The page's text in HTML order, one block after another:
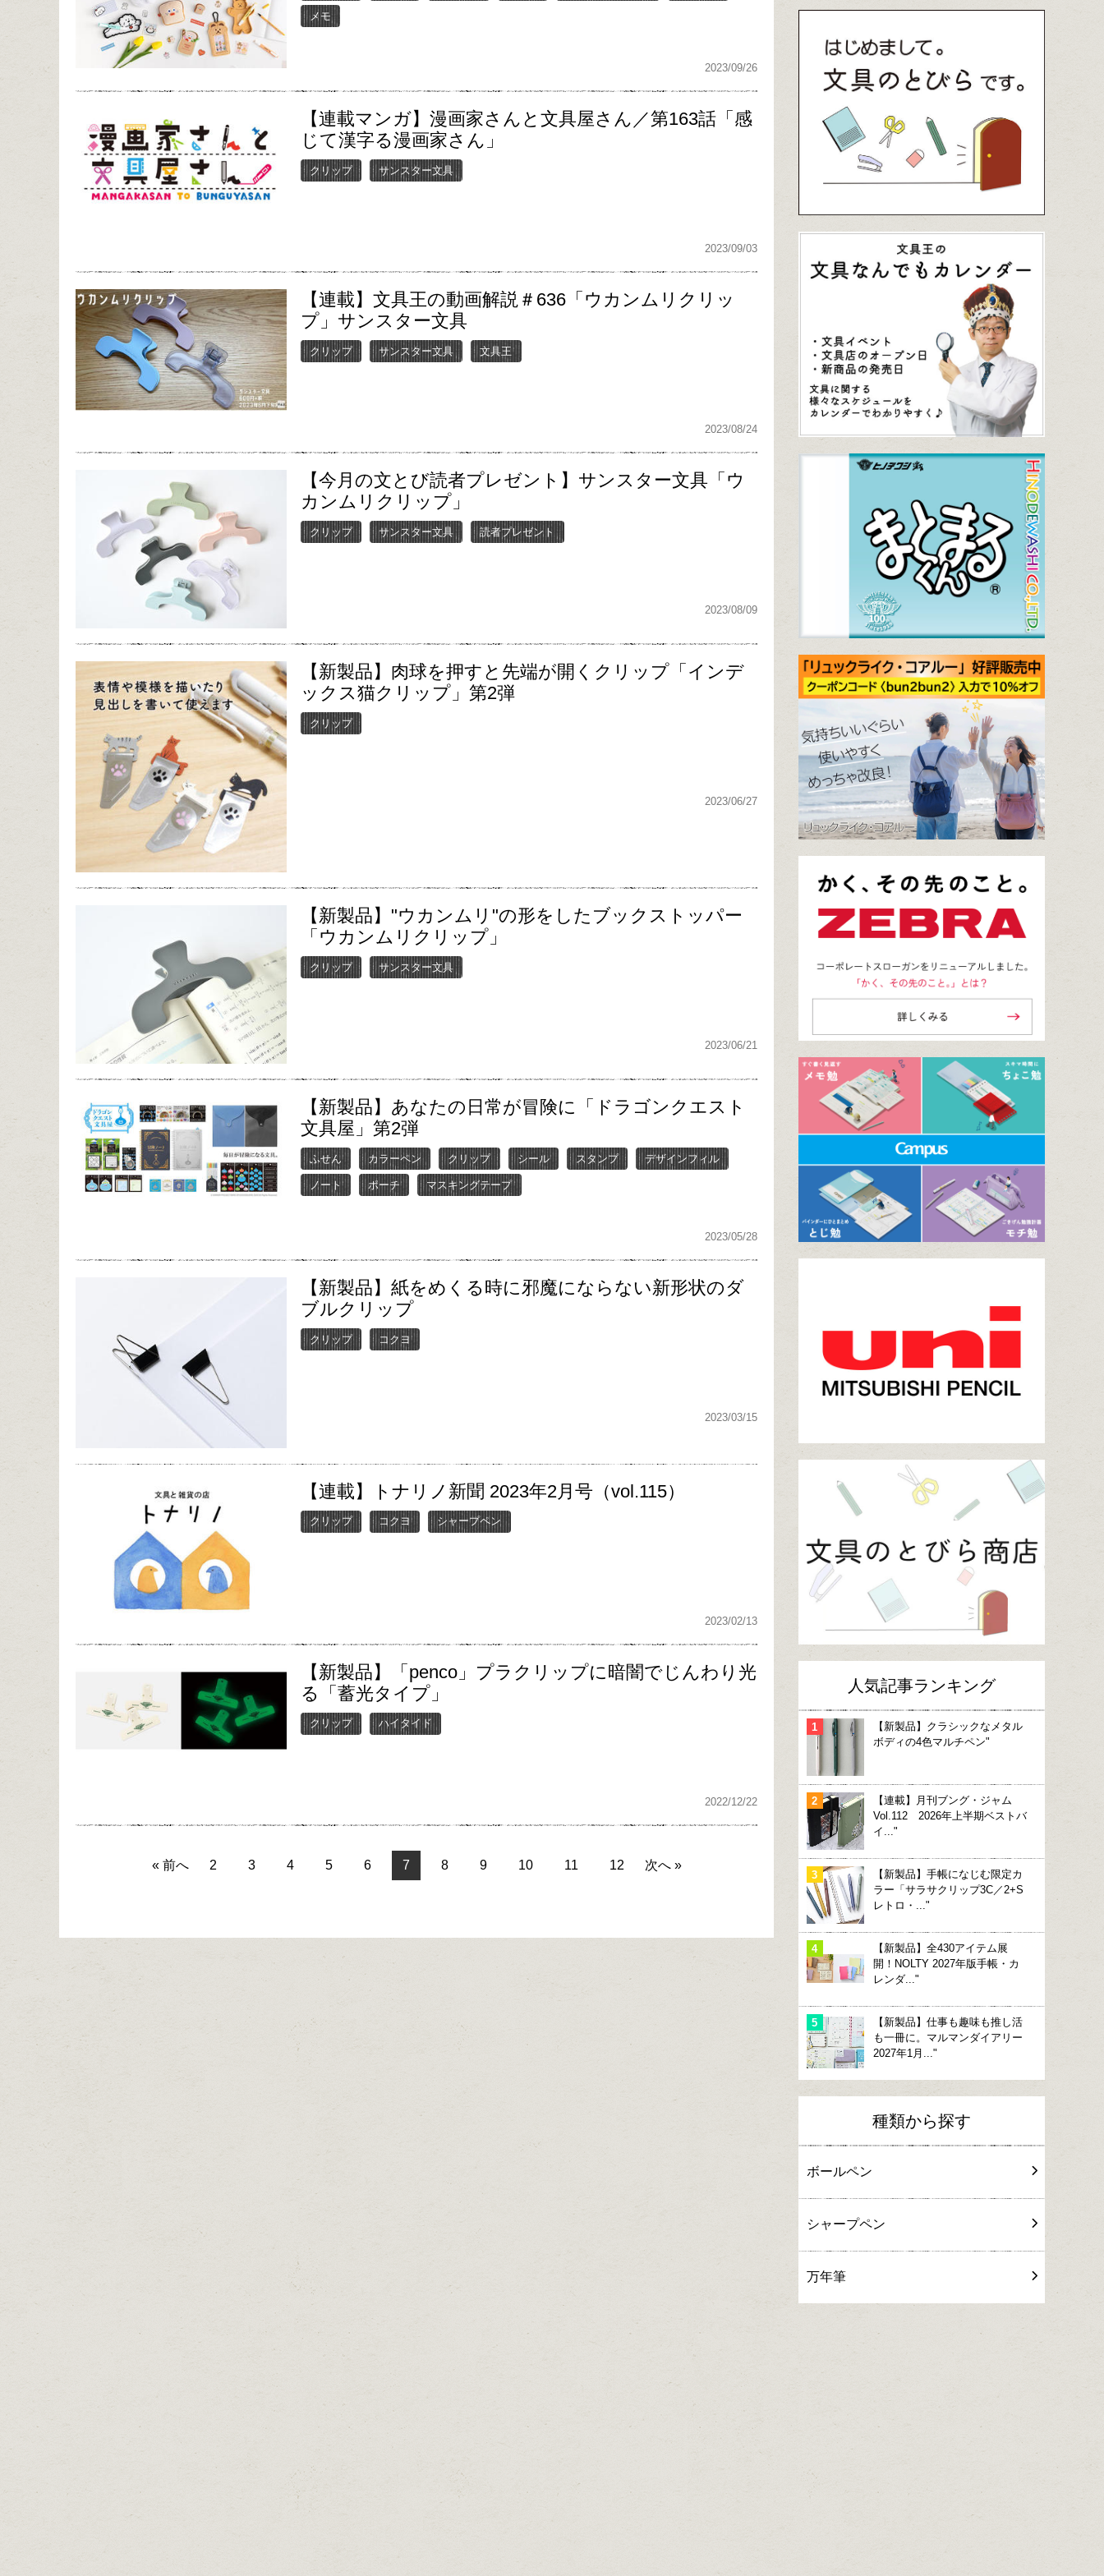
メモ
2023/09/26
【連載マンガ】漫画家さんと文具屋さん／第163話「感
じて漢字る漫画家さん」
クリップ サンスター文具
2023/09/03
【連載】文具王の動画解説＃636「ウカンムリクリッ
プ」サンスター文具
クリップ サンスター文具 文具王
2023/08/24
【今月の文とび読者プレゼント】サンスター文具「ウ
カンムリクリップ」
クリップ サンスター文具 読者プレゼント
2023/08/09
【新製品】肉球を押すと先端が開くクリップ「インデ
ックス猫クリップ」第2弾
クリップ
2023/06/27
【新製品】"ウカンムリ"の形をしたブックストッパー
「ウカンムリクリップ」
クリップ サンスター文具
2023/06/21
【新製品】あなたの日常が冒険に「ドラゴンクエスト
文具屋」第2弾
ふせん カラーペン クリップ シール スタンプ デザインフィル
ノート ポーチ マスキングテープ
2023/05/28
【新製品】紙をめくる時に邪魔にならない新形状のダ
ブルクリップ
クリップ コクヨ
2023/03/15
【連載】トナリノ新聞 2023年2月号（vol.115）
クリップ コクヨ シャープペン
2023/02/13
【新製品】「penco」プラクリップに暗闇でじんわり光
る「蓄光タイプ」
クリップ ハイタイド
2022/12/22
« 前へ 2 3 4 5 6 7 8 9 10 11 12 次へ »
人気記事ランキング
【新製品】クラシックなメタル
ボディの4色マルチペン"
【連載】月刊ブング・ジャム
Vol.112 2026年上半期ベストバ
イ..."
【新製品】手帳になじむ限定カ
ラー「サラサクリップ3C／2+S
レトロ・..."
【新製品】全430アイテム展
開！NOLTY 2027年版手帳・カ
レンダ..."
【新製品】仕事も趣味も推し活
も一冊に。マルマンダイアリー
2027年1月..."
種類から探す
ボールペン
シャープペン
万年筆